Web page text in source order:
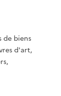
de biens
d'art,